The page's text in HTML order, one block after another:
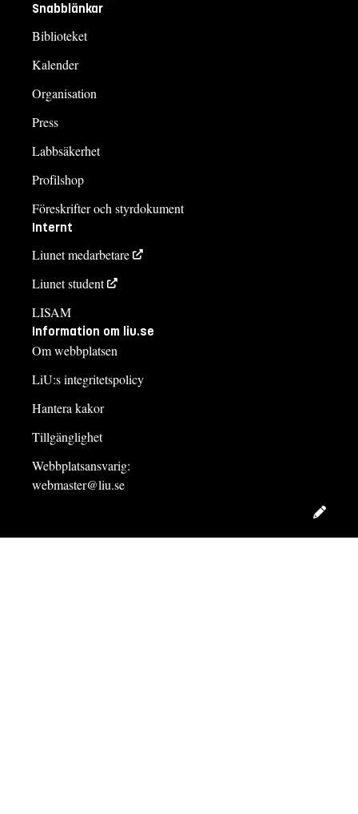
Snabblänkar
Biblioteket
Kalender
Organisation
Press
Labbsäkerhet
Profilshop
Föreskrifter och styrdokument
Internt
Liunet medarbetare
Liunet student
LISAM
Information om liu.se
Om webbplatsen
LiU:s integritetspolicy
Hantera kakor
Tillgänglighet
Webbplatsansvarig:
webmaster@liu.se